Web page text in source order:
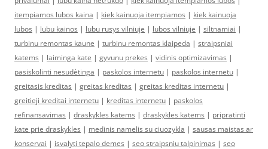
itempiamos lubos kaina | kiek kainuoja itempiamos | kiek kainuoja
lubos | lubu kainos | lubu rusys vilniuje | lubos vilniuje | siltnamiai |
turbinu remontas kaune | turbinu remontas klaipeda | straipsniai
katems | laiminga kate | gyvunu prekes | vidinis optimizavimas |
pasiskolinti nesudėtinga | paskolos internetu | paskolos internetu |
greitasis kreditas | greitas kreditas | greitas kreditas internetu |
greitieji kreditai internetu | kreditas internetu | paskolos
refinansavimas | draskykles katems | draskykles katems | pripratinti
kate prie draskykles | medinis namelis su ciuozykla | sausas maistas ar
konservai | isvalyti tepalo demes | seo straipsniu talpinimas | seo